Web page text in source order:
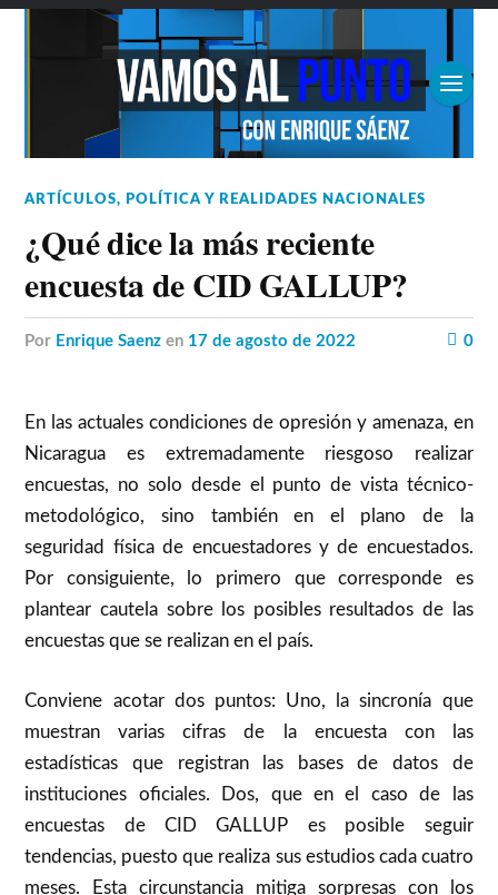
ARTÍCULOS, POLÍTICA Y REALIDADES NACIONALES
¿Qué dice la más reciente
encuesta de CID GALLUP?
por Enrique Saenz en 17 de agosto de 2022 0
En las actuales condiciones de opresión y amenaza, en
Nicaragua es extremadamente riesgoso realizar
encuestas, no solo desde el punto de vista técnico-
metodológico, sino también en el plano de la
seguridad física de encuestadores y de encuestados.
Por consiguiente, lo primero que corresponde es
plantear cautela sobre los posibles resultados de las
encuestas que se realizan en el país.
Conviene acotar dos puntos: Uno, la sincronía que
muestran varias cifras de la encuesta con las
estadísticas que registran las bases de datos de
instituciones oficiales. Dos, que en el caso de las
encuestas de CID GALLUP es posible seguir
tendencias, puesto que realiza sus estudios cada cuatro
meses. Esta circunstancia mitiga sorpresas con los